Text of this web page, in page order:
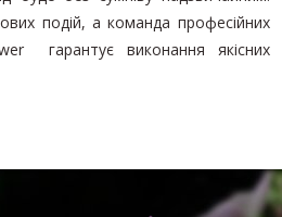
подій, а команда професійних
гарантує виконання якісних